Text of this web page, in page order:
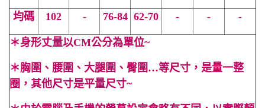
均碼 102 - 76-84 62-70 - - -
＊身形丈量以CM公分為單位~
＊胸圍、腰圍、大腿圍、臀圍…等尺寸，是量一整
圈，其他尺寸是平量尺寸~